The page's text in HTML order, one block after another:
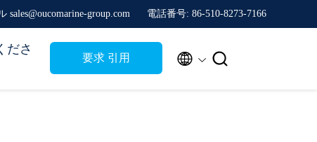
sales@oucomarine-group.com 電話番号: 86-510-8273-7166
ださ
要求 引用  